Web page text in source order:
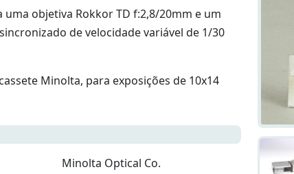
uma objetiva Rokkor TD f:2,8/20mm e um
de velocidade variável de 1/30
Minolta, para exposições de 10x14
Minolta Optical Co.